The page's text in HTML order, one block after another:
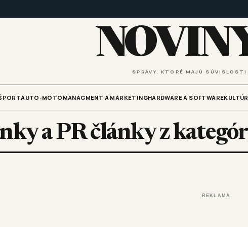
SPRÁVY, KTORÉ MAJÚ SÚVISLOSTI
AUTO-MOTO MANAGMENT A MARKETINGHARDWARE A SOFTWARE
a PR články z
REKLAMA